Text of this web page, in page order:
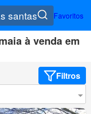
Favoritos
à venda em
Filtros